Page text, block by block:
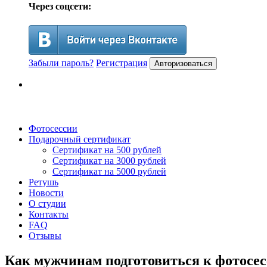
Через соцсети:
Забыли пароль? Регистрация Авторизоваться
Фотосессии
Подарочный сертификат
Сертификат на 500 рублей
Сертификат на 3000 рублей
Сертификат на 5000 рублей
Ретушь
Новости
О студии
Контакты
FAQ
Отзывы
Как мужчинам подготовиться к